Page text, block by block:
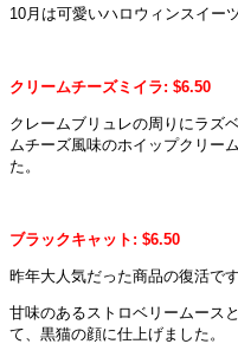
10月は可愛いハロウィンスイー
クリームチーズミイラ: $6.50
クレームブリュレの周りにラズ
ムチーズ風味のホイップクリー
た。
ブラックキャット: $6.50
昨年大人気だった商品の復活です
甘味のあるストロベリームース
て、黒猫の顔に仕上げました。